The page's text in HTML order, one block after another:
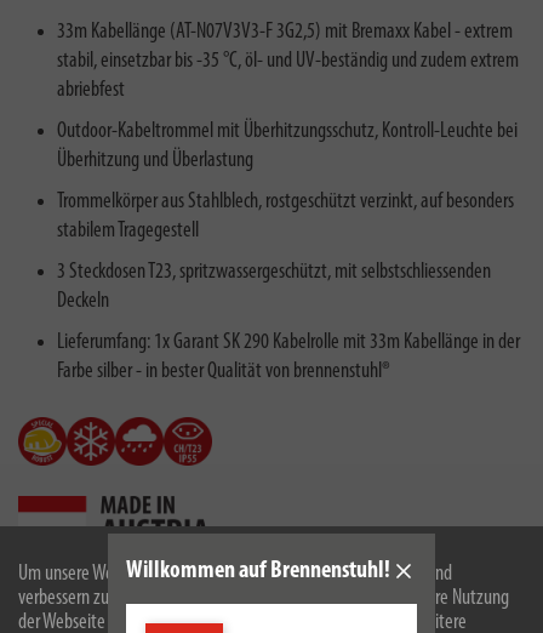
Um unsere Webseite für Sie optimal zu gestalten und fortlaufend
verbessern zu können, verwenden wir Cookies. Durch die weitere Nutzung
der Webseite stimmen Sie der Verwendung von Cookies zu. Weitere
Willkommen auf Brennenstuhl!
33m Kabellänge (AT-N07V3V3-F 3G2,5) mit Bremaxx Kabel - extrem
stabil, einsetzbar bis -35 °C, öl- und UV-beständig und zudem extrem
abriebfest
Outdoor-Kabeltrommel mit Überhitzungsschutz, Kontroll-Leuchte bei
Überhitzung und Überlastung
Trommelkörper aus Stahlblech, rostgeschützt verzinkt, auf besonders
stabilem Tragegestell
3 Steckdosen T23, spritzwassergeschützt, mit selbstschliessenden
Deckeln
Lieferumfang: 1x Garant SK 290 Kabelrolle mit 33m Kabellänge in der
Farbe silber - in bester Qualität von brennenstuhl®